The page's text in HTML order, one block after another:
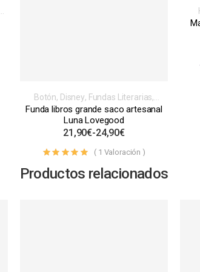
Botón, Disney, Fundas Literarias,
Inspiración libros, videojuegos, series
o películas,Saco
Funda libros grande saco artesanal
Luna Lovegood
21,90€-24,90€
( 1 Valoración )
Productos relacionados